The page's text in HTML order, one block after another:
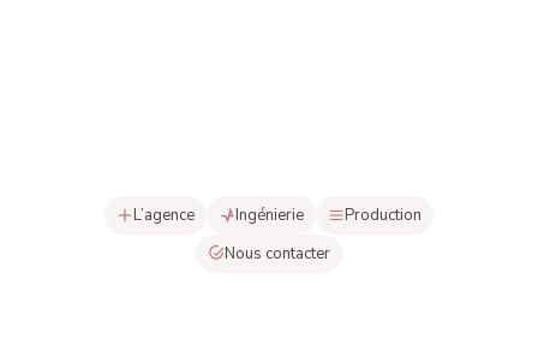
L’agence Ingénierie
Production
Nous contacter